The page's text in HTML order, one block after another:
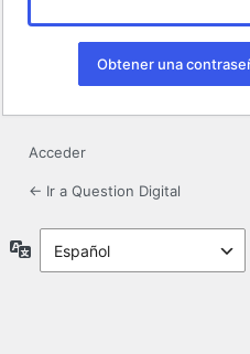
Acceder
← Ir a Question Digital
Idioma